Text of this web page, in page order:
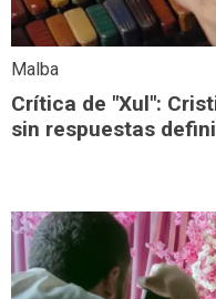
Malba
Crítica de "Xul":
sin respuestas